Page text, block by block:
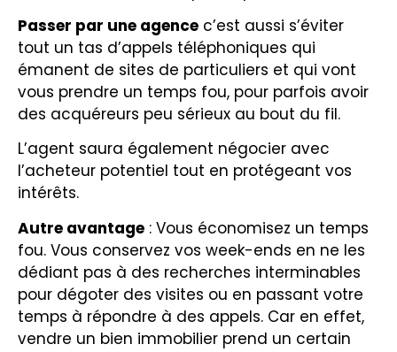
Passer par une agence c’est aussi s’éviter
tout un tas d’appels téléphoniques qui
émanent de sites de particuliers et qui vont
vous prendre un temps fou, pour parfois avoir
des acquéreurs peu sérieux au bout du fil.
L’agent saura également négocier avec
l’acheteur potentiel tout en protégeant vos
intérêts.
Autre avantage : Vous économisez un temps
fou. Vous conservez vos week-ends en ne les
dédiant pas à des recherches interminables
pour dégoter des visites ou en passant votre
temps à répondre à des appels. Car en effet,
vendre un bien immobilier prend un certain